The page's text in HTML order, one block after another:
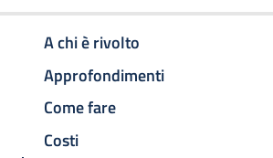
A chi è rivolto
Approfondimenti
Come fare
Costi